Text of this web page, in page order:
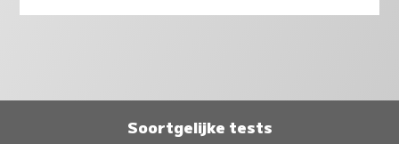
Soortgelijke tests